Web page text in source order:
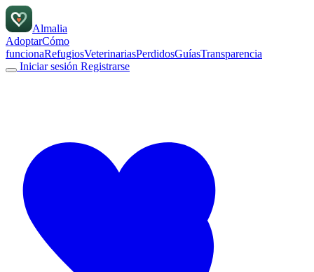
Almalia
AdoptarCómo
funcionaRefugiosVeterinariasPerdidosGuíasTransparencia
Iniciar sesión Registrarse